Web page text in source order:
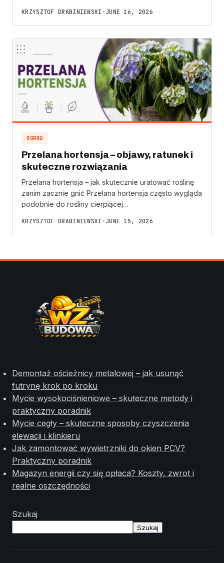
KRZYSZTOF DRABINIEWSKI • JUNE 16, 2026
OGRÓD
Przelana hortensja – objawy, ratunek i
skuteczne rozwiązania
Przelana hortensja – jak skutecznie uratować roślinę
zanim zacznie gnić Przelana hortensja często wygląda
podobnie do rośliny cierpiącej…
KRZYSZTOF DRABINIEWSKI • JUNE 15, 2026
Demontaż ościeżnicy metalowej – jak usunąć
futrynę krok po kroku
Mycie wysokociśnieniowe – skuteczne metody i
praktyczny poradnik
Mycie cegły – skuteczne sposoby czyszczenia
elewacji i klinkieru
Jak zamontować wywietrzniki do okien PCV?
Praktyczny poradnik
Magazyn energii czy się opłaca? Koszty, zwrot i
realne oszczędności
Szukaj
Szukaj